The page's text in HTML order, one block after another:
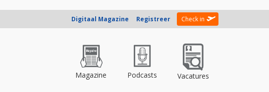
Digitaal Magazine Registreer Check in
Magazine Podcasts Vacatures